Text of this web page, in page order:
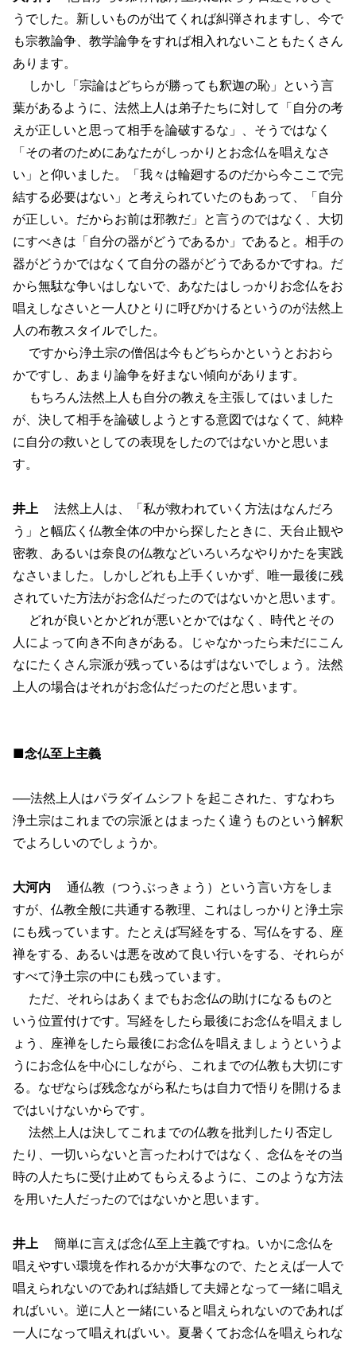
うでした。新しいものが出てくれば糾弾されますし、今で
も宗教論争、教学論争をすれば相入れないこともたくさん
あります。
しかし「宗論はどちらが勝っても釈迦の恥」という言
葉があるように、法然上人は弟子たちに対して「自分の考
えが正しいと思って相手を論破するな」、そうではなく
「その者のためにあなたがしっかりとお念仏を唱えなさ
い」と仰いました。「我々は輪廻するのだから今ここで完
結する必要はない」と考えられていたのもあって、「自分
が正しい。だからお前は邪教だ」と言うのではなく、大切
にすべきは「自分の器がどうであるか」であると。相手の
器がどうかではなくて自分の器がどうであるかですね。だ
から無駄な争いはしないで、あなたはしっかりお念仏をお
唱えしなさいと一人ひとりに呼びかけるというのが法然上
人の布教スタイルでした。
ですから浄土宗の僧侶は今もどちらかというとおおら
かですし、あまり論争を好まない傾向があります。
もちろん法然上人も自分の教えを主張してはいました
が、決して相手を論破しようとする意図ではなくて、純粋
に自分の救いとしての表現をしたのではないかと思いま
す。
井上 法然上人は、「私が救われていく方法はなんだろ
う」と幅広く仏教全体の中から探したときに、天台止観や
密教、あるいは奈良の仏教などいろいろなやりかたを実践
なさいました。しかしどれも上手くいかず、唯一最後に残
されていた方法がお念仏だったのではないかと思います。
どれが良いとかどれが悪いとかではなく、時代とその
人によって向き不向きがある。じゃなかったら未だにこん
なにたくさん宗派が残っているはずはないでしょう。法然
上人の場合はそれがお念仏だったのだと思います。
■念仏至上主義
──法然上人はパラダイムシフトを起こされた、すなわち
浄土宗はこれまでの宗派とはまったく違うものという解釈
でよろしいのでしょうか。
大河内 通仏教（つうぶっきょう）という言い方をしま
すが、仏教全般に共通する教理、これはしっかりと浄土宗
にも残っています。たとえば写経をする、写仏をする、座
禅をする、あるいは悪を改めて良い行いをする、それらが
すべて浄土宗の中にも残っています。
ただ、それらはあくまでもお念仏の助けになるものと
いう位置付けです。写経をしたら最後にお念仏を唱えまし
ょう、座禅をしたら最後にお念仏を唱えましょうというよ
うにお念仏を中心にしながら、これまでの仏教も大切にす
る。なぜならば残念ながら私たちは自力で悟りを開けるま
ではいけないからです。
法然上人は決してこれまでの仏教を批判したり否定し
たり、一切いらないと言ったわけではなく、念仏をその当
時の人たちに受け止めてもらえるように、このような方法
を用いた人だったのではないかと思います。
井上 簡単に言えば念仏至上主義ですね。いかに念仏を
唱えやすい環境を作れるかが大事なので、たとえば一人で
唱えられないのであれば結婚して夫婦となって一緒に唱え
ればいい。逆に人と一緒にいると唱えられないのであれば
一人になって唱えればいい。夏暑くてお念仏を唱えられな